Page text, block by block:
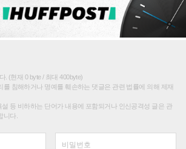
. (현재 0 byte / 최대 400byte)
를 침해하거나 명예를 훼손하는 댓글은 관련 법률에 의해 제재
등 비하하는 단어가 내용에 포함되거나 인신공격성 글은 관
니다.